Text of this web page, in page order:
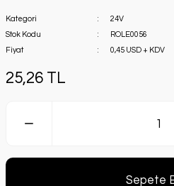
Kategori
24V
Stok Kodu
ROLE0056
Fiyat
0,45 USD + KDV
25,26 TL
Sepete